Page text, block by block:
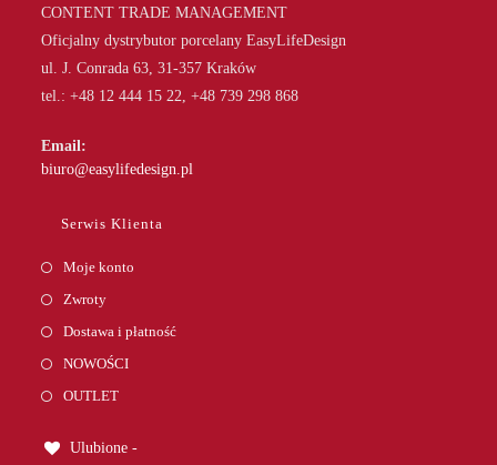
CONTENT TRADE MANAGEMENT
Oficjalny dystrybutor porcelany EasyLifeDesign
ul. J. Conrada 63, 31-357 Kraków
tel.: +48 12 444 15 22, +48 739 298 868
Email:
biuro@easylifedesign.pl
Serwis Klienta
Moje konto
Zwroty
Dostawa i płatność
NOWOŚCI
OUTLET
Ulubione -